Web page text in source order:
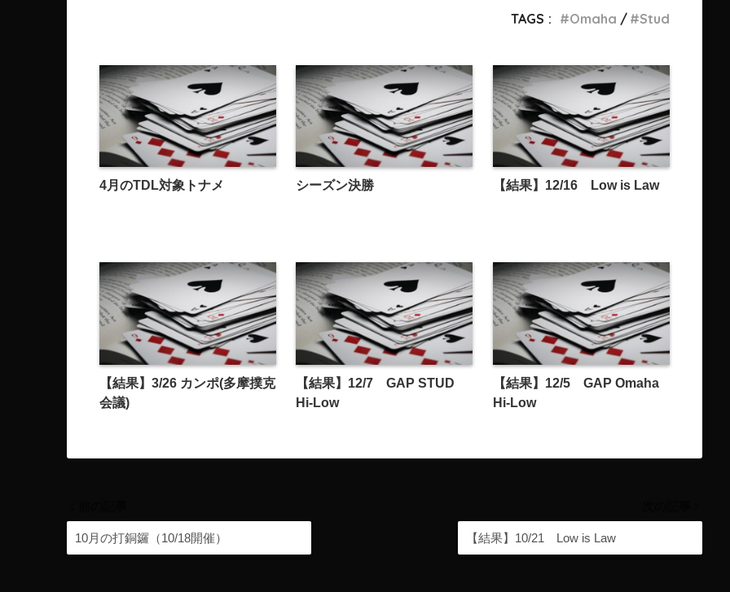
TAGS :
Omaha Stud
4月のTDL対象トナメ シーズン決勝 【結果】12/16 Low is Law
【結果】3/26 カンポ(多摩撲克
会議)
【結果】12/7 GAP STUD
Hi-Low
【結果】12/5 GAP Omaha
Hi-Low
10月の打銅鑼（10/18開催） 【結果】10/21 Low is Law